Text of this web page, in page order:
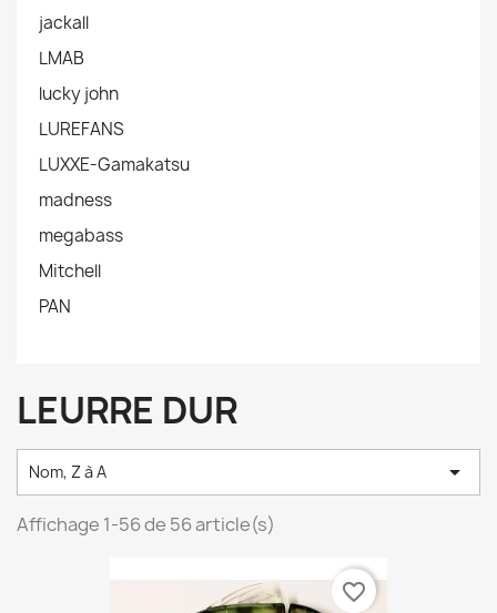
jackall
LMAB
lucky john
LUREFANS
LUXXE-Gamakatsu
madness
megabass
Mitchell
PAN
LEURRE DUR
Nom, Z à A 
Affichage 1-56 de 56 article(s)
favorite_border